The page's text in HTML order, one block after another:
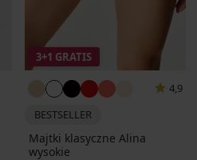
3+1 GRATIS
4,9
BESTSELLER
Majtki klasyczne Alina
wysokie